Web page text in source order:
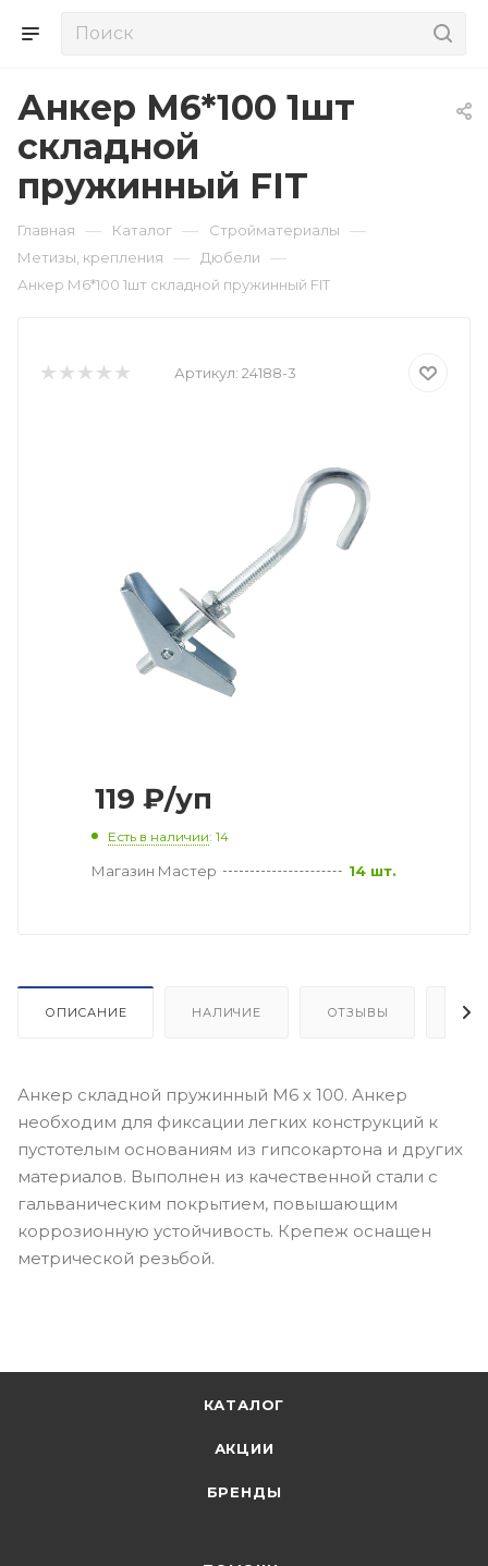
Анкер М6*100 1шт
складной
пружинный FIT
Главная — Каталог — Стройматериалы —
Метизы, крепления — Дюбели —
Анкер М6*100 1шт складной пружинный FIT
Артикул: 24188-3
119 ₽/уп
Есть в наличии: 14
Магазин Мастер 14 шт.
ОПИСАНИЕ НАЛИЧИЕ ОТЗЫВЫ
Анкер складной пружинный М6 х 100. Анкер
необходим для фиксации легких конструкций к
пустотелым основаниям из гипсокартона и других
материалов. Выполнен из качественной стали с
гальваническим покрытием, повышающим
коррозионную устойчивость. Крепеж оснащен
метрической резьбой.
КАТАЛОГ
АКЦИИ
БРЕНДЫ